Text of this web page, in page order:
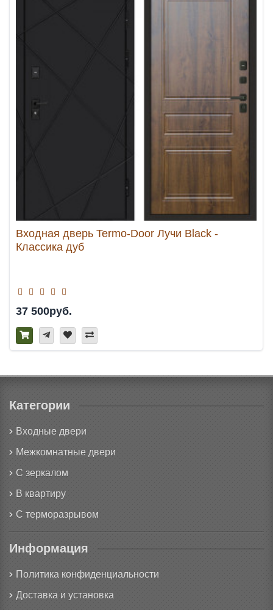
Входная дверь Termo-Door Лучи Black -
Классика дуб
37 500руб.
Категории
Входные двери
Межкомнатные двери
С зеркалом
В квартиру
С терморазрывом
Информация
Политика конфиденциальности
Доставка и установка